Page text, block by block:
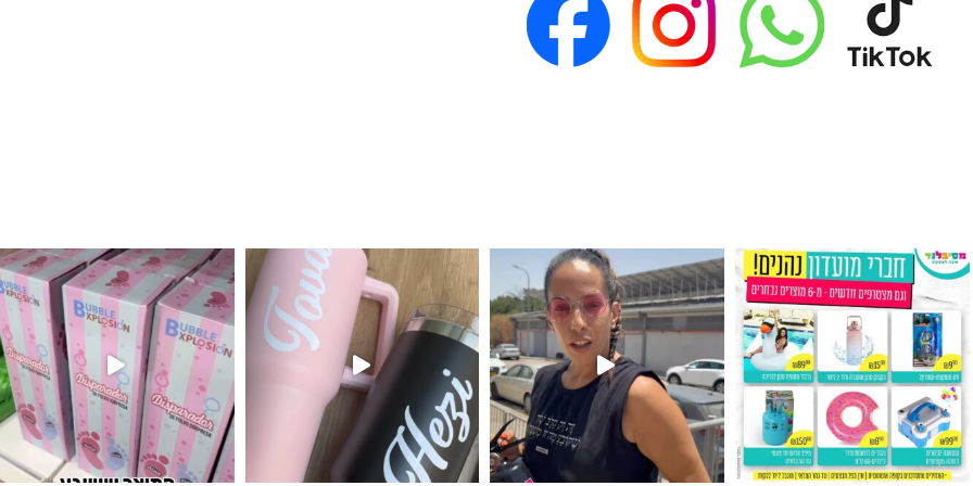
מין העובר רק במסיבלנד !! קיים
כוס נירוסטה ענקית שכול אחד צריך! קיימת באתר ובסניהמוצר הכי מבוקש שלנו מטף לגילוי מין העובר חזר למלא